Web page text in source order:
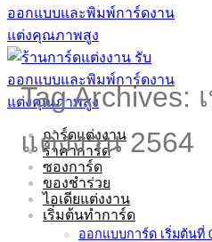
การ์ดแต่งงาน
ราคาการ์ด
ซองการ์ด
ของชำร่วย
ไอเดียแต่งงาน
เริ่มต้นทำการ์ด
ออกแบบการ์ด เริ่มต้นที่
Tag Archives:
แต่งงาน 2564